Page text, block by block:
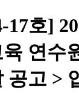
17호]
연수
공고 >